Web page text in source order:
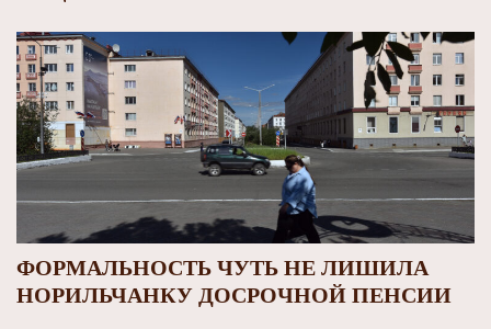
ФОРМАЛЬНОСТЬ ЧУТЬ НЕ ЛИШИЛА
НОРИЛЬЧАНКУ ДОСРОЧНОЙ ПЕНСИИ